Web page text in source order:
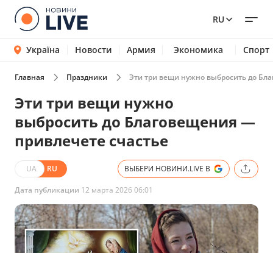
RU
Україна Новости Армия Экономика Спорт
Главная Праздники Эти три вещи нужно выбросить до
Эти три вещи нужно
выбросить до Благовещения —
привлечете счастье
UA RU ВЫБЕРИ НОВИНИ.LIVE В
Дата публикации 12 марта 2026 06:01